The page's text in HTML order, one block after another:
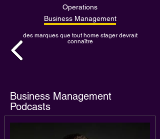
Operations
Business Management
des marques que tout home stager devrait
connaître
Business Management
Podcasts